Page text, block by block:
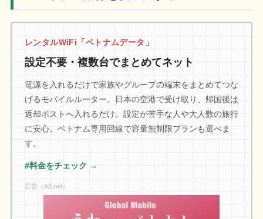
レンタルWiFi「ベトナムデータ」
設定不要・複数台でまとめてネット
電源を入れるだけで家族やグループの端末をまとめてつな
げるモバイルルーター。日本の空港で受け取り、帰国後は
返却ポストへ入れるだけ。設定が苦手な人や大人数の旅行
に安心。ベトナム専用回線で容量無制限プランも選べま
す。
#料金をチェック →
広告（A8.net）